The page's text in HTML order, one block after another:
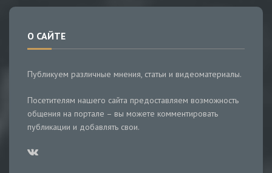
О САЙТЕ
Публикуем различные мнения, статьи и видеоматериалы.
Посетителям нашего сайта предоставляем возможность
общения на портале – вы можете комментировать
публикации и добавлять свои.